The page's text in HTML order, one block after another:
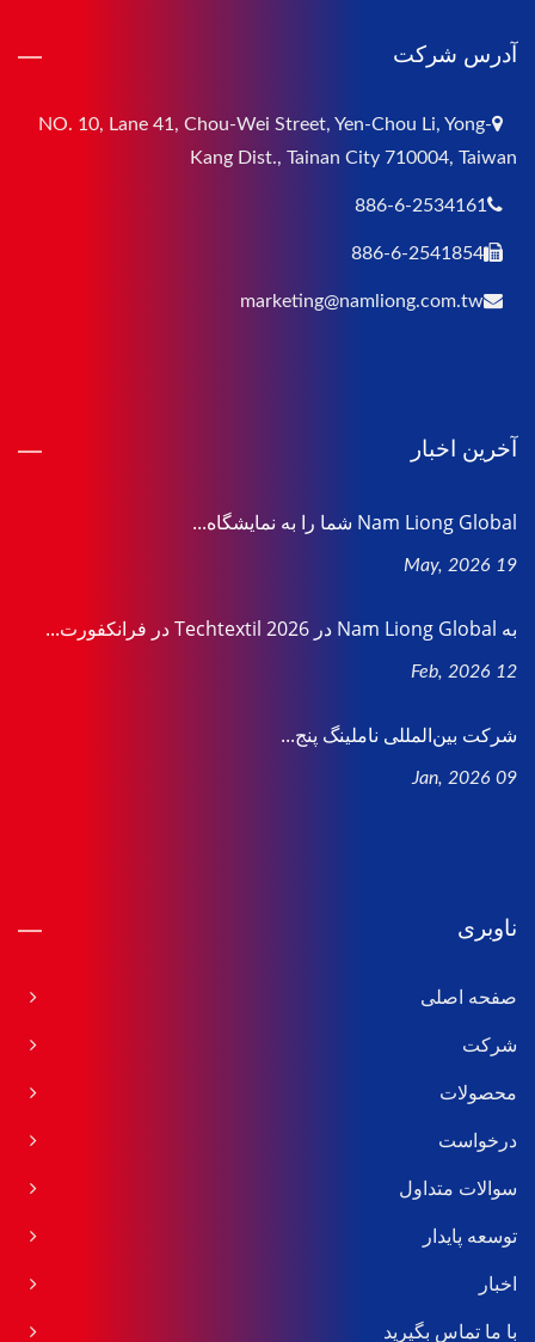
آدرس شرکت
NO. 10, Lane 41, Chou-Wei Street, Yen-Chou Li, Yong-
Kang Dist., Tainan City 710004, Taiwan
886-6-2534161
886-6-2541854
marketing@namliong.com.tw
آخرین اخبار
Nam Liong Global شما را به نمایشگاه...
19 May, 2026
به Nam Liong Global در Techtextil 2026 در فرانکفورت...
12 Feb, 2026
شرکت بین‌المللی ناملینگ پنج...
09 Jan, 2026
ناوبری
صفحه اصلی
شرکت
محصولات
درخواست
سوالات متداول
توسعه پایدار
اخبار
با ما تماس بگیرید